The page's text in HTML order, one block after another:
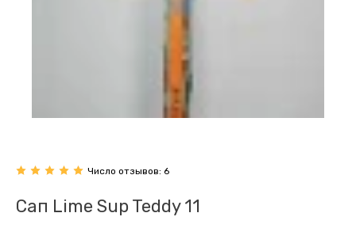
Число отзывов: 6
Сап Lime Sup Teddy 11